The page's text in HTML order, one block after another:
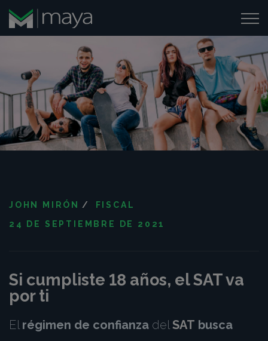
JOHN MIRÓN /
FISCAL
24 DE SEPTIEMBRE DE 2021
Si cumpliste 18 años, el SAT va
por ti
El régimen de confianza delSAT busca